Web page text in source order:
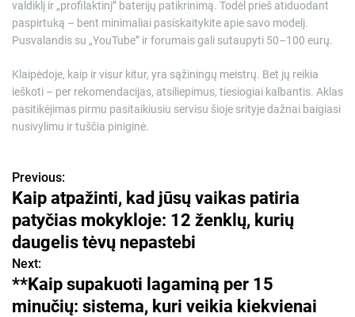
valdiklį ir „profilaktinį” baterijų patikrinimą. Todėl prieš atiduodant
paspirtuką – bent minimaliai pasiskaitykite apie savo modelį.
Pusvalandis su „YouTube” ir forumais gali sutaupyti 50–100 eurų.
Klaipėdoje, kaip ir visur kitur, yra sąžiningų meistrų. Bet jų reikia
ieškoti – per rekomendacijas, atsiliepimus, tiesiogiai kalbantis. Aklas
pasitikėjimas pirmu pasitaikiusiu servisu šioje srityje dažnai baigiasi
nusivylimu ir tuščia piniginė.
N
a
v
i
g
Previous:
Kaip atpažinti, kad jūsų vaikas patiria
patyčias mokykloje: 12 ženklų, kurių
daugelis tėvų nepastebi
Next:
**Kaip supakuoti lagaminą per 15
minučių: sistema, kuri veikia kiekvienai